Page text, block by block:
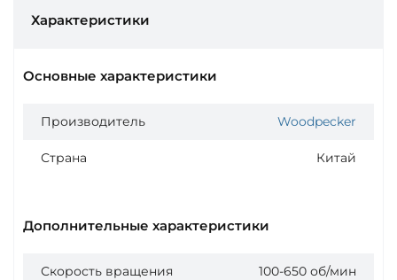
Характеристики
Основные характеристики
Производитель Woodpecker
Страна Китай
Дополнительные характеристики
Скорость вращения 100-650 об/мин